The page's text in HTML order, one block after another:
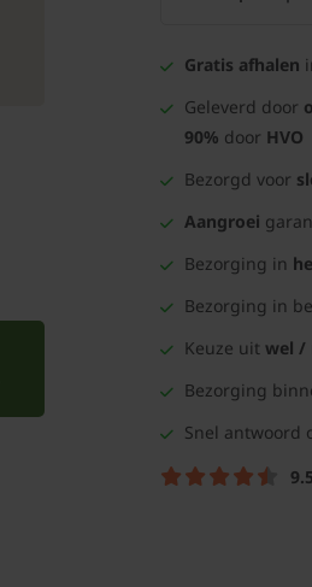
Gratis afhalen
Geleverd door
90% door HVO
Bezorgd voor
Aangroei
Bezorging in
Bezorging in
Keuze uit wel /
Bezorging
Snel antwoord
9.5